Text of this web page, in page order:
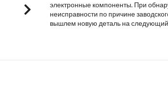
электронные компоненты. При
неисправности по причине
вышлем новую деталь на